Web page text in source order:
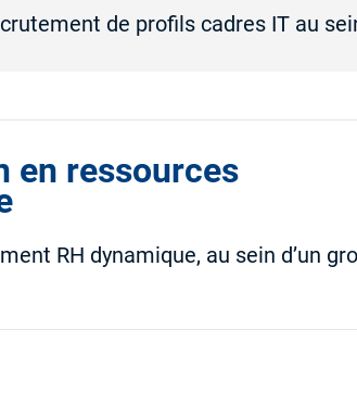
de profils cadres IT au
en ressources
RH dynamique, au sein d’un